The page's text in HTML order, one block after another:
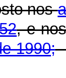
nos
, e
1990;